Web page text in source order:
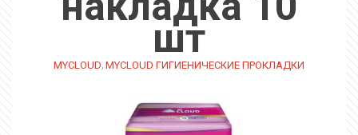
шт
MYCLOUD, MYCLOUD ГИГИЕНИЧЕСКИЕ ПРОКЛАДКИ